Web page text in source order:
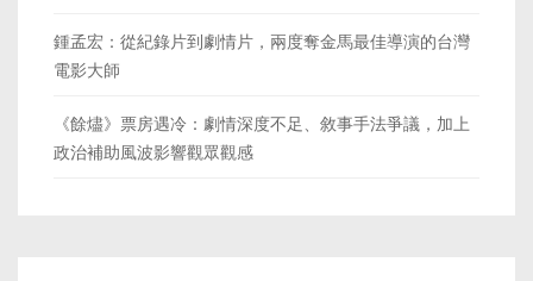
鍾孟宏：從紀錄片到劇情片，兩度奪金馬最佳導演的台灣
電影大師
《餘燼》票房遇冷：劇情深度不足、敘事手法爭議，加上
政治補助風波影響觀眾觀感